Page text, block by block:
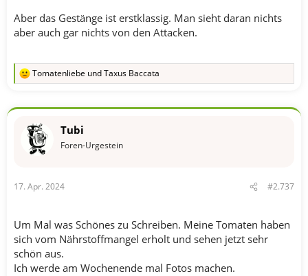
Aber das Gestänge ist erstklassig. Man sieht daran nichts
aber auch gar nichts von den Attacken.
R
k
:
Tomatenliebe undTaxus Baccata
Tubi
Foren-Urgestein
17. Apr. 2024 #2.737
Um Mal was Schönes zu Schreiben. Meine Tomaten haben
sich vom Nährstoffmangel erholt und sehen jetzt sehr
schön aus.
Ich werde am Wochenende mal Fotos machen.